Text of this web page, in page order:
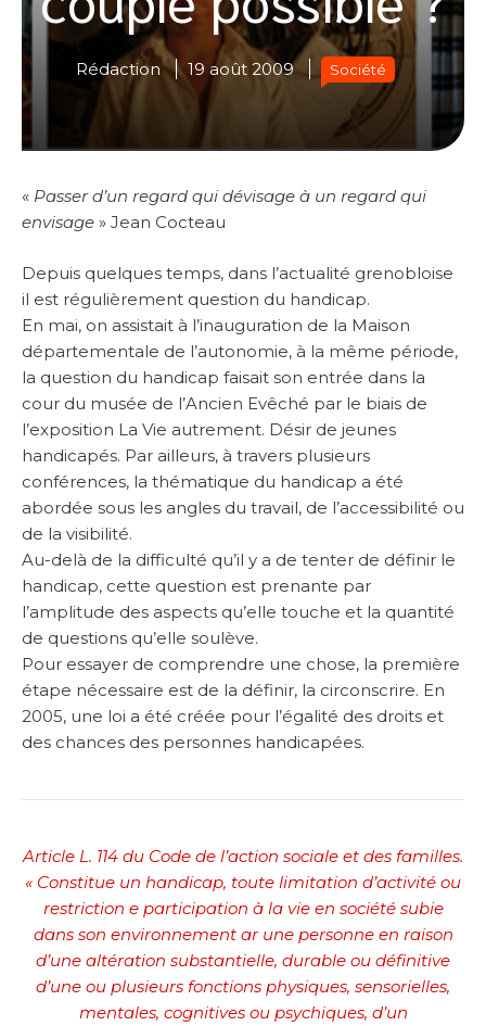
Rédaction 19 août 2009 Société
« Passer d’un regard qui dévisage à un regard qui
envisage » Jean Cocteau
Depuis quelques temps, dans l’actualité grenobloise
il est régulièrement question du handicap.
En mai, on assistait à l’inauguration de la Maison
départementale de l’autonomie, à la même période,
la question du handicap faisait son entrée dans la
cour du musée de l’Ancien Evêché par le biais de
l’exposition La Vie autrement. Désir de jeunes
handicapés. Par ailleurs, à travers plusieurs
conférences, la thématique du handicap a été
abordée sous les angles du travail, de l’accessibilité ou
de la visibilité.
Au-delà de la difficulté qu’il y a de tenter de définir le
handicap, cette question est prenante par
l’amplitude des aspects qu’elle touche et la quantité
de questions qu’elle soulève.
Pour essayer de comprendre une chose, la première
étape nécessaire est de la définir, la circonscrire. En
2005, une loi a été créée pour l’égalité des droits et
des chances des personnes handicapées.
Article L. 114 du Code de l’action sociale et des familles.
« Constitue un handicap, toute limitation d’activité ou
restriction e participation à la vie en société subie
dans son environnement ar une personne en raison
d’une altération substantielle, durable ou définitive
d’une ou plusieurs fonctions physiques, sensorielles,
mentales, cognitives ou psychiques, d’un